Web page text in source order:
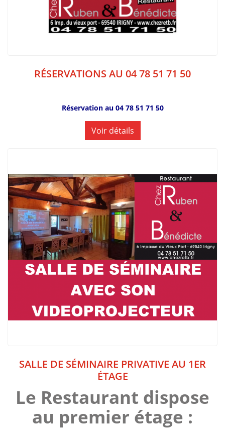
RÉSERVATIONS AU 04 78 51 71 50
Réservation au 04 78 51 71 50
Voir détails
SALLE DE SÉMINAIRE PRIVATIVE AU 1ER
ÉTAGE
Le Restaurant dispose
au premier étage :